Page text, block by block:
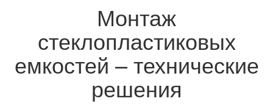
Монтаж
стеклопластиковых
емкостей – технические
решения